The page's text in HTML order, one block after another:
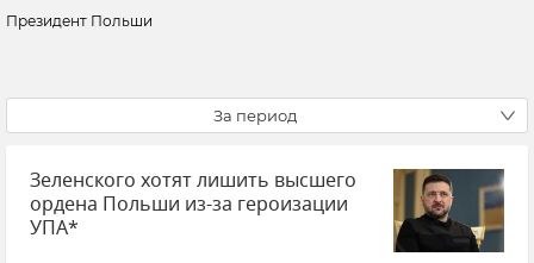
Президент Польши
За период
Зеленского хотят лишить высшего
ордена Польши из-за героизации
УПА*